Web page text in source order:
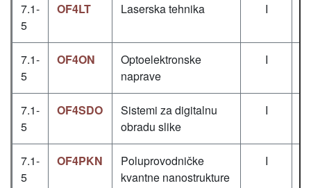
7.1-
5
OF4LT Laserska tehnika I
7.1-
5
OF4ON
Optoelektronske
naprave
I
7.1-
5
OF4SDO
Sistemi za digitalnu
obradu slike
I
7.1-
5
OF4PKN
Poluprovodničke
kvantne nanostrukture
I